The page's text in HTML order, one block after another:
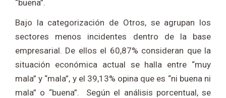
“buena”.
Bajo la categorización de Otros, se agrupan los
sectores menos incidentes dentro de la base
empresarial. De ellos el 60,87% consideran que la
situación económica actual se halla entre “muy
mala” y “mala”, y el 39,13% opina que es “ni buena ni
mala” o “buena”. Según el análisis porcentual, se